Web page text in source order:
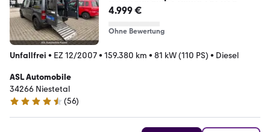
4.999 €
Ohne Bewertung
Unfallfrei • EZ 12/2007• 159.380 km • 81 kW (110 PS) • Diesel
ASL Automobile
34266 Niestetal
4.6 Sterne
(56)